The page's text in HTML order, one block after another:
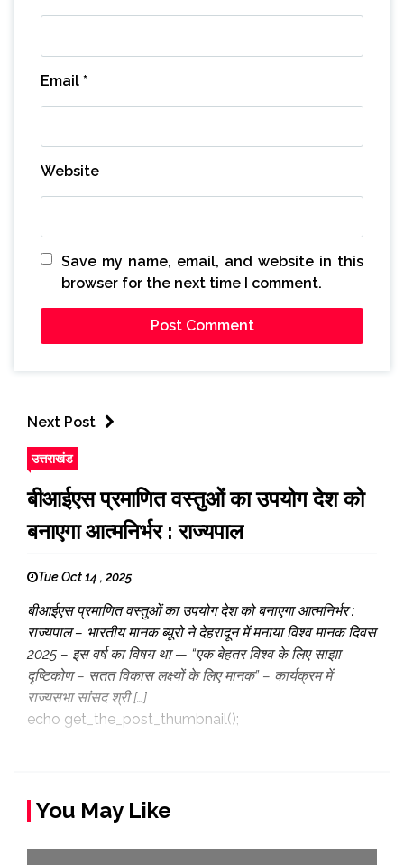
Email *
Website
Save my name, email, and website in this
browser for the next time I comment.
Next Post
उत्तराखंड
बीआईएस प्रमाणित वस्तुओं का उपयोग देश को
बनाएगा आत्मनिर्भर : राज्यपाल
Tue Oct 14 , 2025
बीआईएस प्रमाणित वस्तुओं का उपयोग देश को बनाएगा आत्मनिर्भर :
राज्यपाल – भारतीय मानक ब्यूरो ने देहरादून में मनाया विश्व मानक दिवस
2025 – ⁠इस वर्ष का विषय था — “एक बेहतर विश्व के लिए साझा
दृष्टिकोण – सतत विकास लक्ष्यों के लिए मानक” – ⁠कार्यक्रम में
राज्यसभा सांसद श्री […]
echo get_the_post_thumbnail();
You May Like